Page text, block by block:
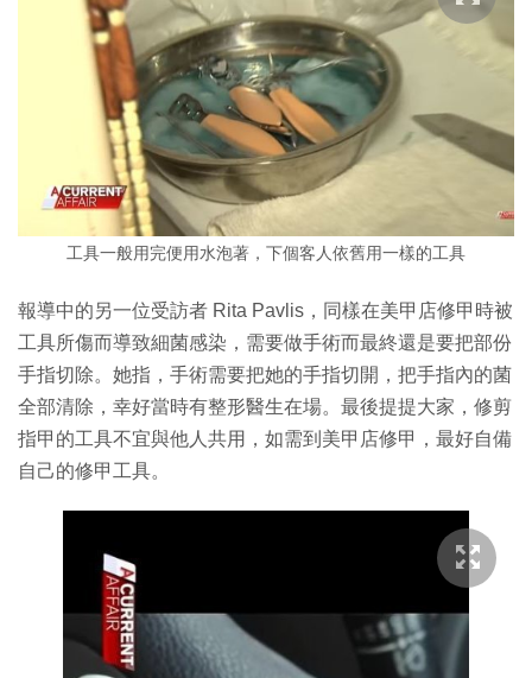
工具一般用完便用水泡著，下個客人依舊用一樣的工具
報導中的另一位受訪者 Rita Pavlis，同樣在美甲店修甲時被
工具所傷而導致細菌感染，需要做手術而最終還是要把部份
手指切除。她指，手術需要把她的手指切開，把手指內的菌
全部清除，幸好當時有整形醫生在場。最後提提大家，修剪
指甲的工具不宜與他人共用，如需到美甲店修甲，最好自備
自己的修甲工具。